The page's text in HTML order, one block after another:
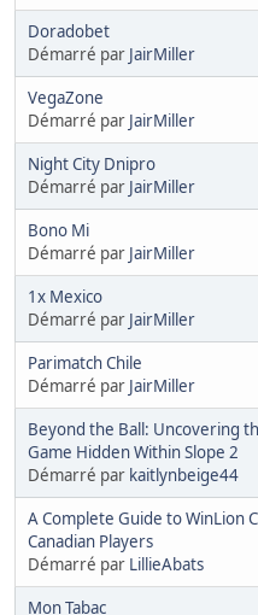
Doradobet
Démarré par JairMiller
VegaZone
Démarré par JairMiller
Night City Dnipro
Démarré par JairMiller
Bono Mi
Démarré par JairMiller
1x Mexico
Démarré par JairMiller
Parimatch Chile
Démarré par JairMiller
Beyond the Ball: Uncovering
Game Hidden Within Slope 2
Démarré par kaitlynbeige44
A Complete Guide to WinLion
Canadian Players
Démarré par LillieAbats
Mon Tabac